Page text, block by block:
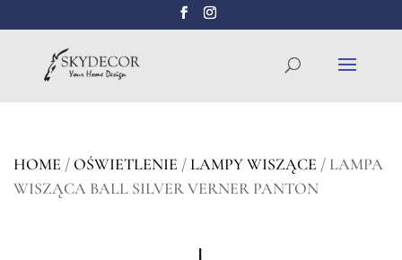
HOME /OŚWIETLENIE /LAMPY WISZĄCE / LAMPA
WISZĄCA BALL SILVER VERNER PANTON